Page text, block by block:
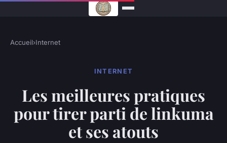
Accueil›Internet
INTERNET
Les meilleures pratiques
pour tirer parti de linkuma
et ses atouts